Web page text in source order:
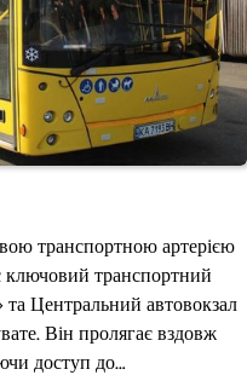
транспортною артерією
ключовий транспортний
Центральний автовокзал
Він пролягає вздовж
доступ до…